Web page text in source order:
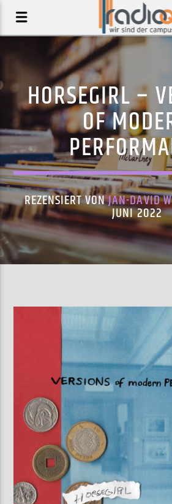
AKTUELLER TRACK
I FEEL TONIGHT
SYCAMORE TREE
AKTUELLE SENDUNG
MOEBIUS
00:00 09:00
ZU HÖREN IN Münster 90,9 MHz
HORSEGIRL –
OF
REZENSIERT VONJAN-DAVID
JUNI 2022